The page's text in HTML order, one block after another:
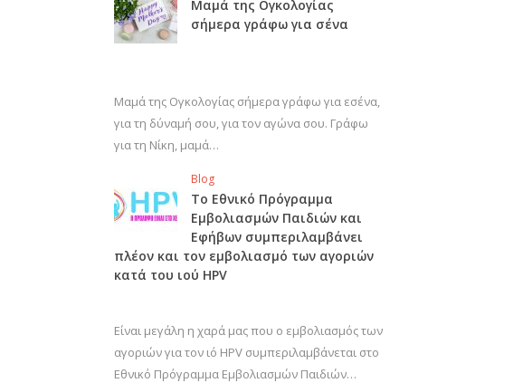
Μαμά της Ογκολογίας
σήμερα γράφω για σένα
Μαμά της Ογκολογίας σήμερα γράφω για εσένα,
για τη δύναμή σου, για τον αγώνα σου. Γράφω
για τη Νίκη, μαμά…
Blog
Το Εθνικό Πρόγραμμα
Εμβολιασμών Παιδιών και
Εφήβων συμπεριλαμβάνει
πλέον και τον εμβολιασμό των αγοριών
κατά του ιού HPV
Είναι μεγάλη η χαρά μας που ο εμβολιασμός των
αγοριών για τον ιό HPV συμπεριλαμβάνεται στο
Εθνικό Πρόγραμμα Εμβολιασμών Παιδιών…